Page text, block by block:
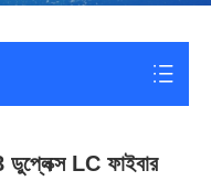
LC ফাইবার